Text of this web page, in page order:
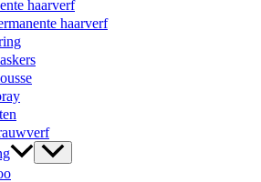
haarverf
haarverf